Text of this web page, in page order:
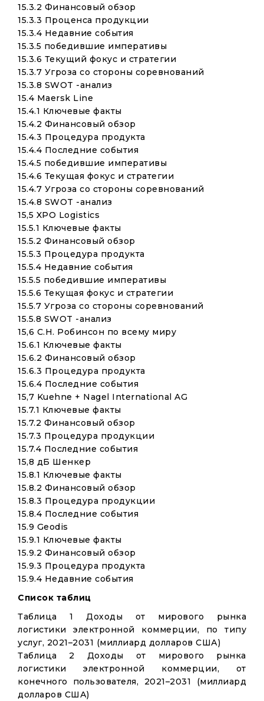
15.3.2 Финансовый обзор
15.3.3 Проценса продукции
15.3.4 Недавние события
15.3.5 победившие императивы
15.3.6 Текущий фокус и стратегии
15.3.7 Угроза со стороны соревнований
15.3.8 SWOT -анализ
15.4 Maersk Line
15.4.1 Ключевые факты
15.4.2 Финансовый обзор
15.4.3 Процедура продукта
15.4.4 Последние события
15.4.5 победившие императивы
15.4.6 Текущая фокус и стратегии
15.4.7 Угроза со стороны соревнований
15.4.8 SWOT -анализ
15,5 XPO Logistics
15.5.1 Ключевые факты
15.5.2 Финансовый обзор
15.5.3 Процедура продукта
15.5.4 Недавние события
15.5.5 победившие императивы
15.5.6 Текущая фокус и стратегии
15.5.7 Угроза со стороны соревнований
15.5.8 SWOT -анализ
15,6 C.H. Робинсон по всему миру
15.6.1 Ключевые факты
15.6.2 Финансовый обзор
15.6.3 Процедура продукта
15.6.4 Последние события
15,7 Kuehne + Nagel International AG
15.7.1 Ключевые факты
15.7.2 Финансовый обзор
15.7.3 Процедура продукции
15.7.4 Последние события
15,8 дБ Шенкер
15.8.1 Ключевые факты
15.8.2 Финансовый обзор
15.8.3 Процедура продукции
15.8.4 Последние события
15.9 Geodis
15.9.1 Ключевые факты
15.9.2 Финансовый обзор
15.9.3 Процедура продукта
15.9.4 Недавние события
Список таблиц
Таблица 1 Доходы от мирового рынка
логистики электронной коммерции, по типу
услуг, 2021–2031 (миллиард долларов США)
Таблица 2 Доходы от мирового рынка
логистики электронной коммерции, от
конечного пользователя, 2021–2031 (миллиард
долларов США)